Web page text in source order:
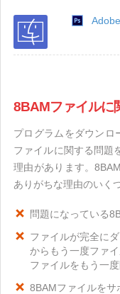
8BAMファイルに
プログラムをダウンロ
ファイルに関する問題
理由があります。
ありがちな理由のいく
問題になっている
ファイルが完全に
からもう一度ファ
ファイルをもう一
8BAMファイルをサ